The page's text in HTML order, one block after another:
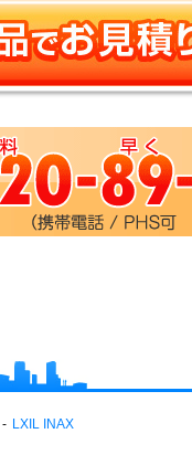
LXIL INAX